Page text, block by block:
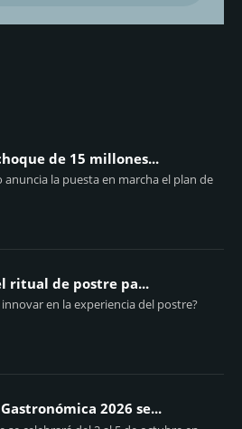
de 15 millones...
anuncia la puesta en marcha el plan de
ritual de postre pa...
innovar en la experiencia del postre?
2026 se...